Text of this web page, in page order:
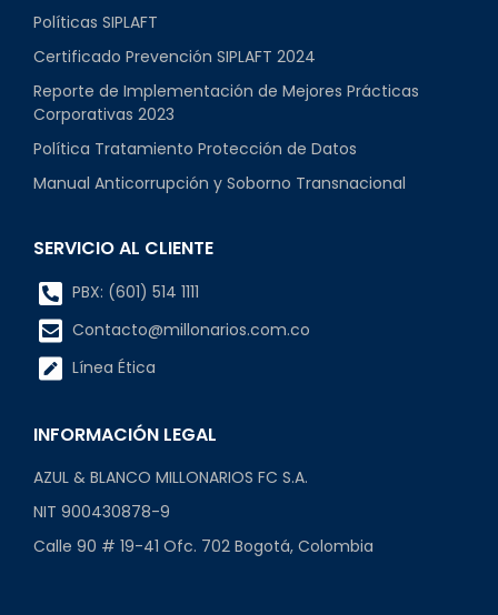
Políticas SIPLAFT
Certificado Prevención SIPLAFT 2024
Reporte de Implementación de Mejores Prácticas
Corporativas 2023
Política Tratamiento Protección de Datos
Manual Anticorrupción y Soborno Transnacional
SERVICIO AL CLIENTE
PBX: (601) 514 1111
Contacto@millonarios.com.co
Línea Ética
INFORMACIÓN LEGAL
AZUL & BLANCO MILLONARIOS FC S.A.
NIT 900430878-9
Calle 90 # 19-41 Ofc. 702 Bogotá, Colombia